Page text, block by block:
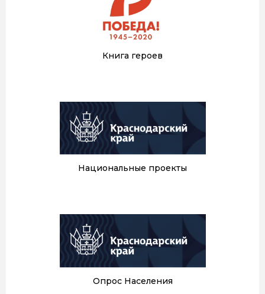
Книга героев
Национальные проекты
Опрос Населения